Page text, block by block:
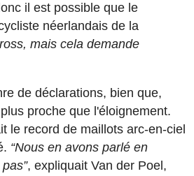
il est possible que le
néerlandais de la
mais cela demande
de déclarations, bien que,
proche que l'éloignement.
le record de maillots arc-en-ciel
“Nous en avons parlé en
, expliquait Van der Poel,